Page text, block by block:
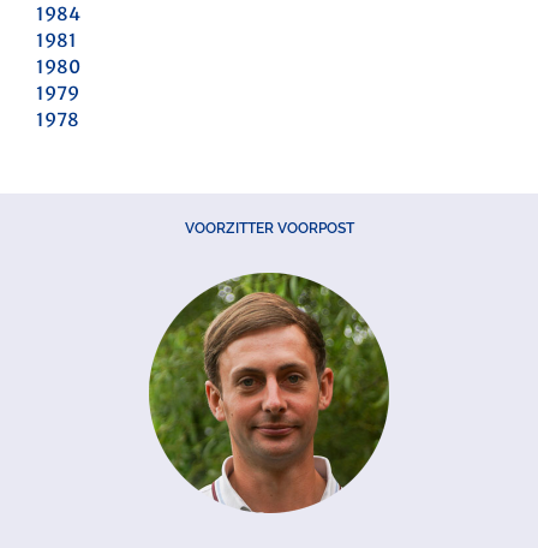
1984
1981
1980
1979
1978
VOORZITTER VOORPOST